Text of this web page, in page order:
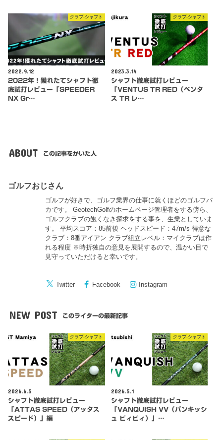
クラブ-シャフト
2022.9.12
2022年！獲れたてシャフト徹
底試打レビュー「SPEEDER
NX Gr…
クラブ-シャフト
2023.3.14
シャフト徹底試打レビュー
「VENTUS TR RED（ベンタ
ス TR レ…
ABOUT この記事をかいた人
ゴルフおじさん
ゴルフが好きで、ゴルフ業界の仕事に就くほどのゴルフバ
カです。 GeotechGolfのホームページ管理者をする傍ら、
ゴルフクラブの飽くなき探求をする事を、生業としていま
す。 平均スコア：85前後 ヘッドスピード：47m/s 得意な
クラブ：8番アイアン クラブ組立レベル：マイクラブは作
れる程度 ※時折独自の意見を展開するので、温かい目で
見守っていただけると幸いです。
Twitter Facebook Instagram
NEW POST このライターの最新記事
クラブ-シャフト
2026.6.5
シャフト徹底試打レビュー
「ATTAS SPEED（アッタス
スピード）」編
クラブ-シャフト
2026.5.1
シャフト徹底試打レビュー
「VANQUISH VV（バンキッシ
ュ ビィビィ）」…